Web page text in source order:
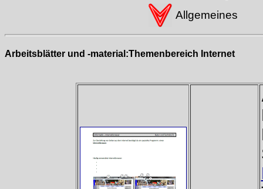
Allgemeines
Arbeitsblätter und -material:Themenbereich Internet